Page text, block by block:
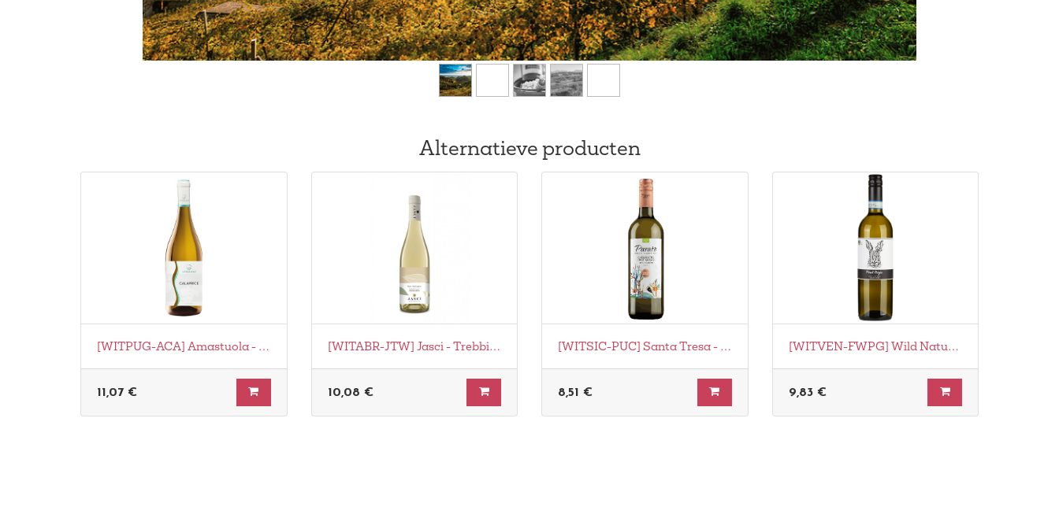
Alternatieve producten
[WITPUG-ACA] Amastuola - Bianco Calaprice Bio
11,07 €
[WITABR-JTW] Jasci - Trebbiano D' Abruzzo Bio
10,08 €
[WITSIC-PUC] Santa Tresa - Purato Catarratto/Pinot Grigio Bio
8,51 €
[WITVEN-FWPG] Wild Nature Pinot Grigio Biodynamie
9,83€